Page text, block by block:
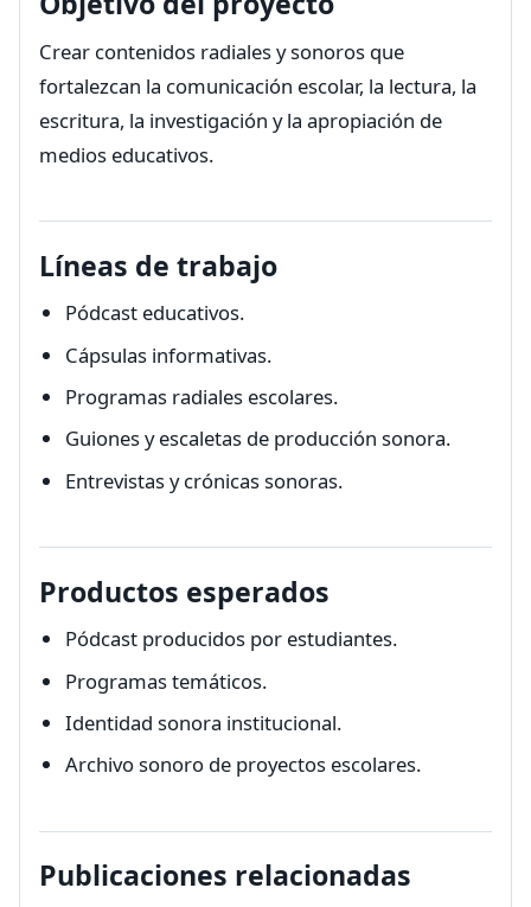
Crear contenidos radiales y sonoros que
fortalezcan la comunicación escolar, la lectura, la
escritura, la investigación y la apropiación de
medios educativos.
Líneas de trabajo
Pódcast educativos.
Cápsulas informativas.
Programas radiales escolares.
Guiones y escaletas de producción sonora.
Entrevistas y crónicas sonoras.
Productos esperados
Pódcast producidos por estudiantes.
Programas temáticos.
Identidad sonora institucional.
Archivo sonoro de proyectos escolares.
Publicaciones relacionadas